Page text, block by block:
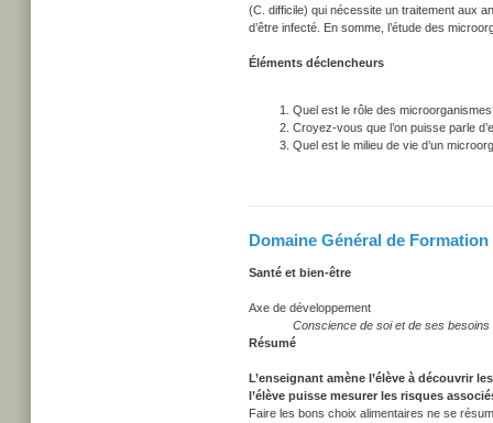
(C. difficile) qui nécessite un traitement aux
d’être infecté. En somme, l’étude des
Éléments déclencheurs
Quel est le rôle des
Croyez-vous que l’on puisse parle
Quel est le milieu de vie d’un
Domaine Général de
Santé et bien-être
Axe de développement
Conscience de soi et de ses besoins
Résumé
L’enseignant amène l’élève à découvrir
l’élève puisse mesurer les risques
Faire les bons choix alimentaires ne se